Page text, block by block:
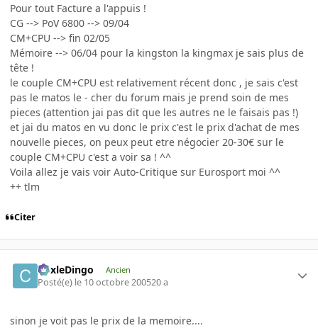
Pour tout Facture a l'appuis !
CG --> PoV 6800 --> 09/04
CM+CPU --> fin 02/05
Mémoire --> 06/04 pour la kingston la kingmax je sais plus de
tête !
le couple CM+CPU est relativement récent donc , je sais c'est
pas le matos le - cher du forum mais je prend soin de mes
pieces (attention jai pas dit que les autres ne le faisais pas !)
et jai du matos en vu donc le prix c'est le prix d'achat de mes
nouvelle pieces, on peux peut etre négocier 20-30€ sur le
couple CM+CPU c'est a voir sa ! ^^
Voila allez je vais voir Auto-Critique sur Eurosport moi ^^
++ tlm
Citer
CoxleDingo Ancien
Posté(e) le 10 octobre 200520 a
sinon je voit pas le prix de la memoire....